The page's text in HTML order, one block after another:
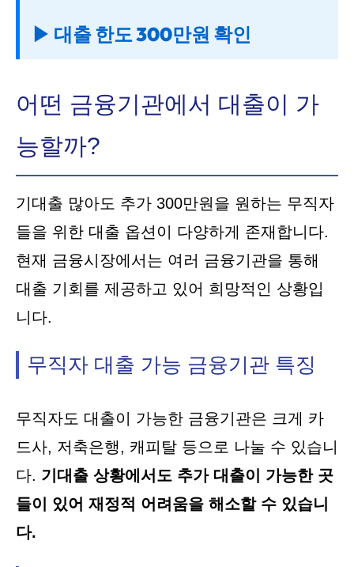
▶ 대출 한도 300만원 확인
어떤 금융기관에서 대출이 가
능할까?
기대출 많아도 추가 300만원을 원하는 무직자
들을 위한 대출 옵션이 다양하게 존재합니다.
현재 금융시장에서는 여러 금융기관을 통해
대출 기회를 제공하고 있어 희망적인 상황입
니다.
무직자 대출 가능 금융기관 특징
무직자도 대출이 가능한 금융기관은 크게 카
드사, 저축은행, 캐피탈 등으로 나눌 수 있습니
다. 기대출 상황에서도 추가 대출이 가능한 곳
들이 있어 재정적 어려움을 해소할 수 있습니
다.